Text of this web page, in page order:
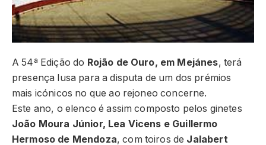
A 54ª Edição do Rojão de Ouro, em Mejánes, terá
presença lusa para a disputa de um dos prémios
mais icónicos no que ao rejoneo concerne.
Este ano, o elenco é assim composto pelos ginetes
João Moura Júnior, Lea Vicens e Guillermo
Hermoso de Mendoza, com toiros de Jalabert